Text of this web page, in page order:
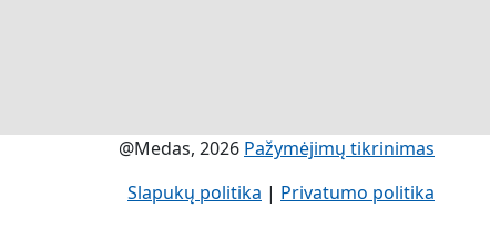
@Medas, 2026 Pažymėjimų tikrinimas
Slapukų politika | Privatumo politika